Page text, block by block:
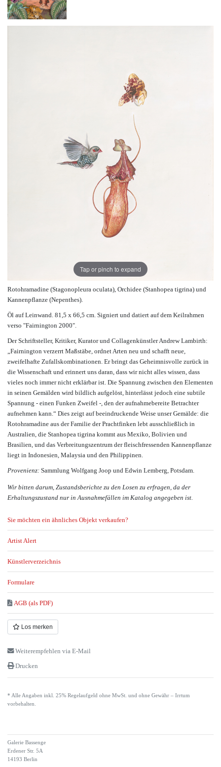
Tap or pinch to expand
Rotohramadine (Stagonopleura oculata), Orchidee (Stanhopea tigrina) und
Kannenpflanze (Nepenthes).
Öl auf Leinwand. 81,5 x 66,5 cm. Signiert und datiert auf dem Keilrahmen
verso "Fairnington 2000".
Der Schriftsteller, Kritiker, Kurator und Collagenkünstler Andrew Lambirth:
„Fairnington verzerrt Maßstäbe, ordnet Arten neu und schafft neue,
zweifelhafte Zufallskombinationen. Er bringt das Geheimnisvolle zurück in
die Wissenschaft und erinnert uns daran, dass wir nicht alles wissen, dass
vieles noch immer nicht erklärbar ist. Die Spannung zwischen den Elementen
in seinen Gemälden wird bildlich aufgelöst, hinterlässt jedoch eine subtile
Spannung - einen Funken Zweifel -, den der aufnahmebereite Betrachter
aufnehmen kann.“ Dies zeigt auf beeindruckende Weise unser Gemälde: die
Rotohramadine aus der Familie der Prachtfinken lebt ausschließlich in
Australien, die Stanhopea tigrina kommt aus Mexiko, Bolivien und
Brasilien, und das Verbreitungszentrum der fleischfressenden Kannenpflanze
liegt in Indonesien, Malaysia und den Philippinen.
Provenienz: Sammlung Wolfgang Joop und Edwin Lemberg, Potsdam.
Wir bitten darum, Zustandsberichte zu den Losen zu erfragen, da der
Erhaltungszustand nur in Ausnahmefällen im Katalog angegeben ist.
Sie möchten ein ähnliches Objekt verkaufen?
Artist Alert
Künstlerverzeichnis
Formulare
AGB (als PDF)
Los merken
Weiterempfehlen via E-Mail
Drucken
* Alle Angaben inkl. 25% Regelaufgeld ohne MwSt. und ohne Gewähr – Irrtum
vorbehalten.
Galerie Bassenge
Erdener Str. 5A
14193 Berlin